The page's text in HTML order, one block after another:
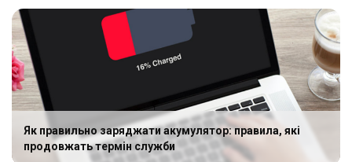
Як правильно заряджати акумулятор: правила, які
продовжать термін служби